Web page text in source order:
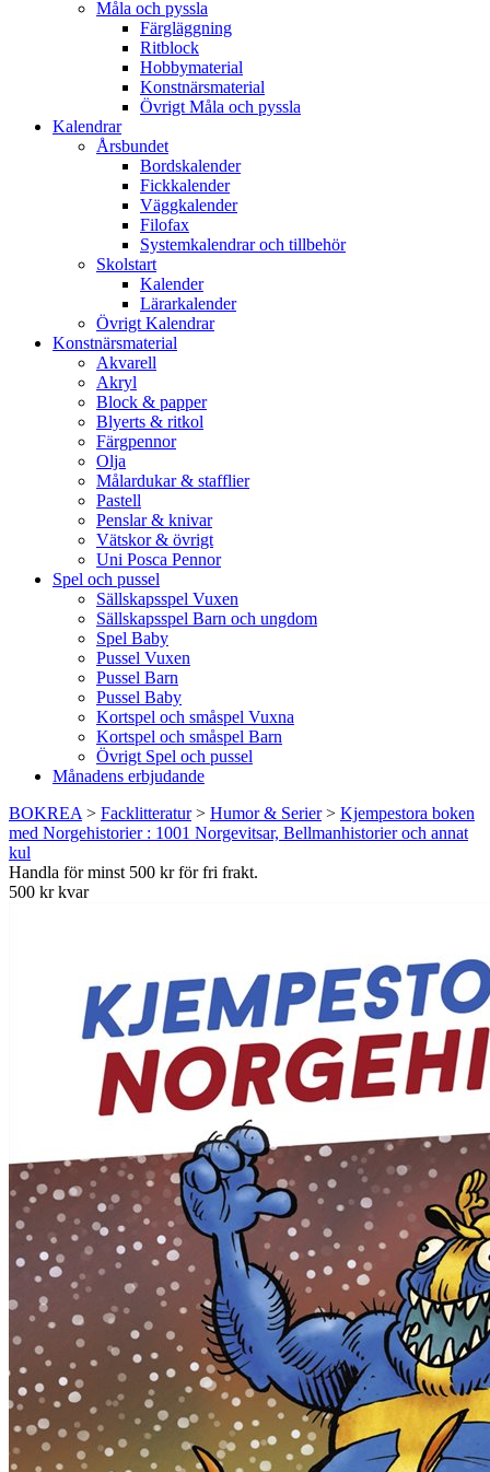
Måla och pyssla
Färgläggning
Ritblock
Hobbymaterial
Konstnärsmaterial
Övrigt Måla och pyssla
Kalendrar
Årsbundet
Bordskalender
Fickkalender
Väggkalender
Filofax
Systemkalendrar och tillbehör
Skolstart
Kalender
Lärarkalender
Övrigt Kalendrar
Konstnärsmaterial
Akvarell
Akryl
Block & papper
Blyerts & ritkol
Färgpennor
Olja
Målardukar & stafflier
Pastell
Penslar & knivar
Vätskor & övrigt
Uni Posca Pennor
Spel och pussel
Sällskapsspel Vuxen
Sällskapsspel Barn och ungdom
Spel Baby
Pussel Vuxen
Pussel Barn
Pussel Baby
Kortspel och småspel Vuxna
Kortspel och småspel Barn
Övrigt Spel och pussel
Månadens erbjudande
BOKREA > Facklitteratur> Humor & Serier> Kjempestora boken
med Norgehistorier : 1001 Norgevitsar, Bellmanhistorier och annat
kul
Handla för minst 500 kr för fri frakt.
500 kr kvar